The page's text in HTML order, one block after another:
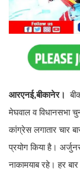
आरएनई,बीकानेर।
मेघवाल व विधानसभा
कांग्रेस लगातार चार
प्रयोग किया है।
नाकामयाब रहे। हर